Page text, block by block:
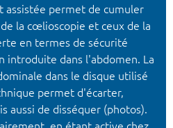
assistée permet de cumuler
la cœlioscopie et ceux de la
en termes de sécurité
introduite dans l'abdomen. La
dans le disque utilisé
permet d'écarter,
aussi de disséquer (photos).